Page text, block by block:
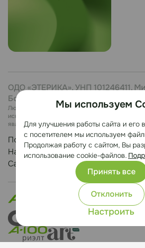
ОДО «ЭТЕРИКА», УНП 101246411,
Боровая, 7, каб. 27
Любая информация, представленная на
исключительно информационный характер и
является публичной офертой.
Политика конфиденциальности
Настройка cookie
Сайт разработан Медиа Лайн
Мы используем
Для улучшения работы сайта и его
с посетителем мы используем
Продолжая работу с сайтом, Вы
использование cookie-файлов.
Принять все
Отклонить
Настроить